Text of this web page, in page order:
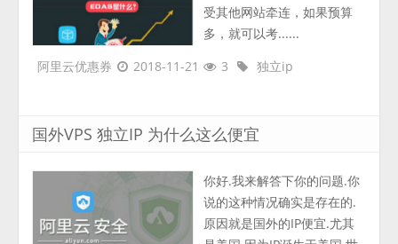
受其他网站牵连，如果预算
多，就可以考......
阿里云优惠券
2018-11-21 3 独立ip
国外VPS 独立IP 为什么这么便宜
你好.我来解答下你的问题.你
说的这种情况确实是存在的.
原因就是国外的IP便宜.尤其